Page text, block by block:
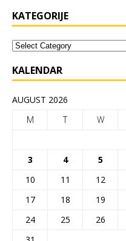
KATEGORIJE
KALENDAR
AUGUST 2026
M
T W
3
4 5
10
11 12
17
18 19
24
25 26